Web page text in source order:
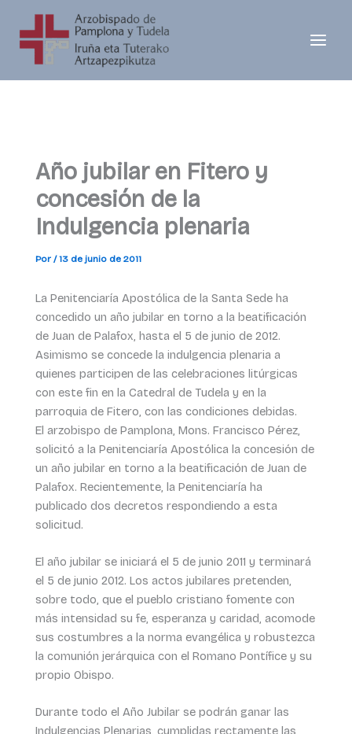
contenido
Año jubilar en Fitero y
concesión de la
Indulgencia plenaria
Por /13 de junio de 2011
La Penitenciaría Apostólica de la Santa Sede ha
concedido un año jubilar en torno a la beatificación
de Juan de Palafox, hasta el 5 de junio de 2012.
Asimismo se concede la indulgencia plenaria a
quienes participen de las celebraciones litúrgicas
con este fin en la Catedral de Tudela y en la
parroquia de Fitero, con las condiciones debidas.
El arzobispo de Pamplona, Mons. Francisco Pérez,
solicitó a la Penitenciaría Apostólica la concesión de
un año jubilar en torno a la beatificación de Juan de
Palafox. Recientemente, la Penitenciaría ha
publicado dos decretos respondiendo a esta
solicitud.
El año jubilar se iniciará el 5 de junio 2011 y terminará
el 5 de junio 2012. Los actos jubilares pretenden,
sobre todo, que el pueblo cristiano fomente con
más intensidad su fe, esperanza y caridad, acomode
sus costumbres a la norma evangélica y robustezca
la comunión jerárquica con el Romano Pontífice y su
propio Obispo.
Durante todo el Año Jubilar se podrán ganar las